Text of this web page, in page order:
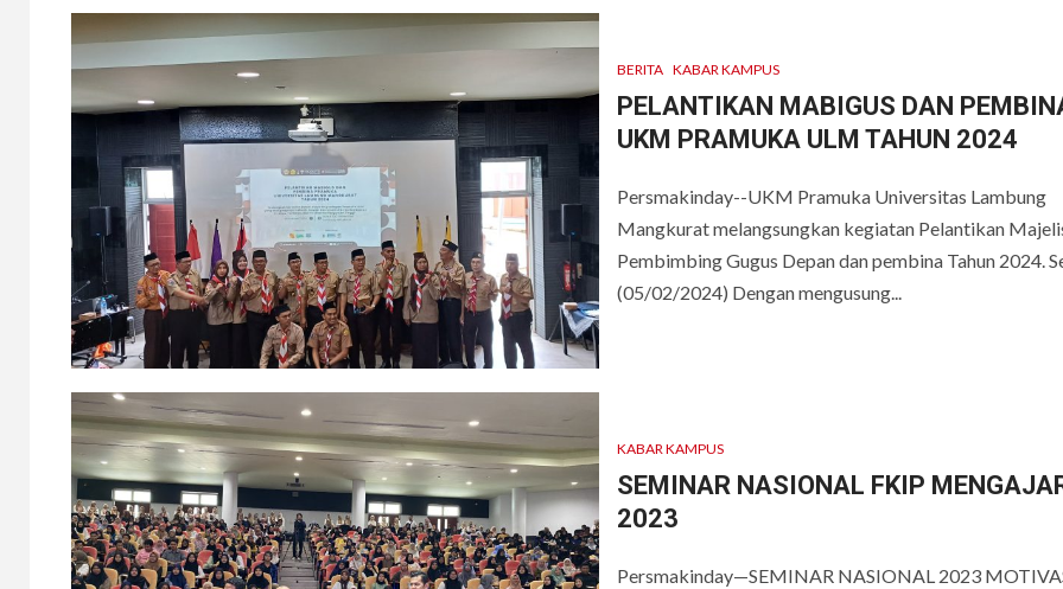
BERITA KABAR KAMPUS
PELANTIKAN MABIGUS DAN
UKM PRAMUKA ULM TAHUN 2024
Persmakinday--UKM Pramuka Universitas Lambung
Mangkurat melangsungkan kegiatan Pelantikan
Pembimbing Gugus Depan dan pembina Tahun 2024.
(05/02/2024) Dengan mengusung...
KABAR KAMPUS
SEMINAR NASIONAL FKIP
2023
Persmakinday—SEMINAR NASIONAL 2023